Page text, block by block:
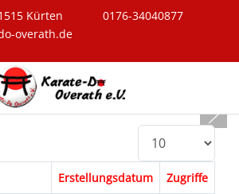
Kürten
0176-34040877
overath.de
Erstellungsdatum Zugriffe